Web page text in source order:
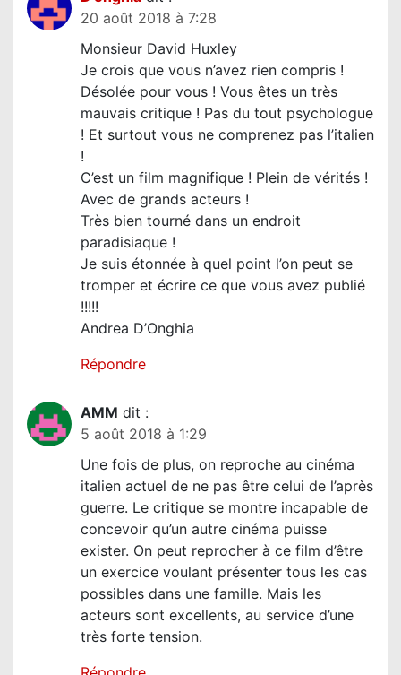
20 août 2018 à 7:28
Monsieur David Huxley
Je crois que vous n’avez rien compris !
Désolée pour vous ! Vous êtes un très
mauvais critique ! Pas du tout psychologue
! Et surtout vous ne comprenez pas l’italien
!
C’est un film magnifique ! Plein de vérités !
Avec de grands acteurs !
Très bien tourné dans un endroit
paradisiaque !
Je suis étonnée à quel point l’on peut se
tromper et écrire ce que vous avez publié
!!!!!
Andrea D’Onghia
Répondre
AMM dit :
5 août 2018 à 1:29
Une fois de plus, on reproche au cinéma
italien actuel de ne pas être celui de l’après
guerre. Le critique se montre incapable de
concevoir qu’un autre cinéma puisse
exister. On peut reprocher à ce film d’être
un exercice voulant présenter tous les cas
possibles dans une famille. Mais les
acteurs sont excellents, au service d’une
très forte tension.